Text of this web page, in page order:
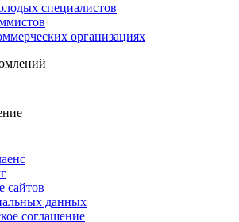
специалистов
организациях
сайтов
данных
соглашение